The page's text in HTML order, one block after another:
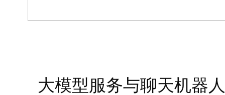
大模型服务与聊天机器